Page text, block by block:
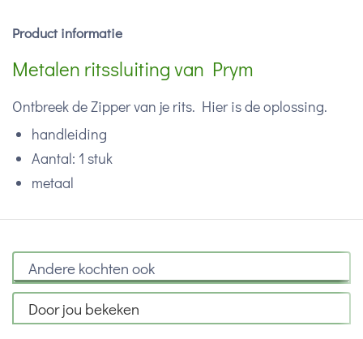
Product informatie
Metalen ritssluiting van Prym
Ontbreek de Zipper van je rits. Hier is de oplossing.
handleiding
Aantal: 1 stuk
metaal
Andere kochten ook
Door jou bekeken